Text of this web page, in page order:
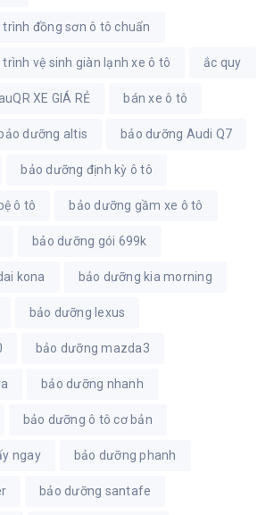
đồng sơn ô tô chuẩn
vệ sinh giàn lạnh xe ô tô ắc quy
auQR XE GIÁ RẺ bán xe ô tô
bảo dưỡng altis bảo dưỡng Audi Q7
bảo dưỡng định kỳ ô tô
ô tô bảo dưỡng gầm xe ô tô
bảo dưỡng gói 699k
kona bảo dưỡng kia morning
bảo dưỡng lexus
bảo dưỡng mazda3
bảo dưỡng nhanh
bảo dưỡng ô tô cơ bản
ngay bảo dưỡng phanh
bảo dưỡng santafe